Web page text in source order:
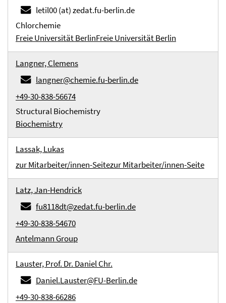
letil00 (at) zedat.fu-berlin.de
Chlorchemie
Freie Universität BerlinFreie Universität Berlin
Langner, Clemens
langner@chemie.fu-berlin.de
+49-30-838-56674
Structural Biochemistry
Biochemistry
Lassak, Lukas
zur Mitarbeiter/innen-Seitezur Mitarbeiter/innen-Seite
Latz, Jan-Hendrick
fu8118dt@zedat.fu-berlin.de
+49-30-838-54670
Antelmann Group
Lauster, Prof. Dr. Daniel Chr.
Daniel.Lauster@FU-Berlin.de
+49-30-838-66286